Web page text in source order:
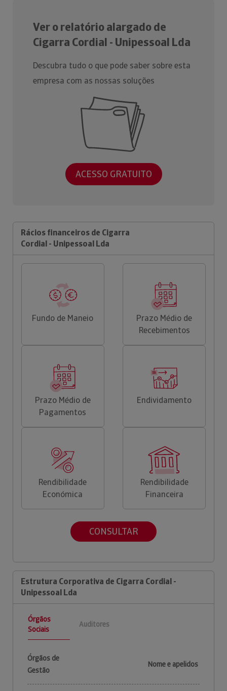
Ver o relatório alargado de
Cigarra Cordial - Unipessoal Lda
Descubra tudo o que pode saber sobre esta
empresa com as nossas soluções
ACESSO GRATUITO
Rácios financeiros de Cigarra
Cordial - Unipessoal Lda
Fundo de Maneio
Prazo Médio de
Recebimentos
Prazo Médio de
Pagamentos
Endividamento
Rendibilidade
Económica
Rendibilidade
Financeira
CONSULTAR
Estrutura Corporativa de Cigarra Cordial -
Unipessoal Lda
Órgãos
Sociais
Auditores
Órgãos de
Gestão
Nome e apelidos